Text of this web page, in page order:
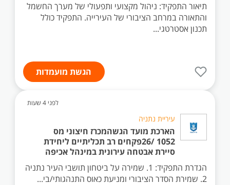
תיאור התפקיד: ניהול מקצועי ותפעולי של מערך החשמל
והתאורה במרחב הציבורי של העירייה. התפקיד כולל
תכנון אסטרטגי...
הגשת מועמדות
לפני 4 שעות
עיריית נתניה
הארכת מועד הגשהמכרז חיצוני מס
1052 /26פקחים רב תכליתיים ליחידת
סיירת אבטחה עירונית במינהל אכיפה
הגדרת התפקיד: 1. שמירה על ביטחון תושבי העיר נתניה
2. שמירת הסדר הציבורי ומניעת כאוס התנהגותי/בי...